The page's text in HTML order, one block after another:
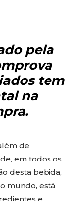
pela
tem
na
de
em todos os
desta bebida,
mundo, está
e